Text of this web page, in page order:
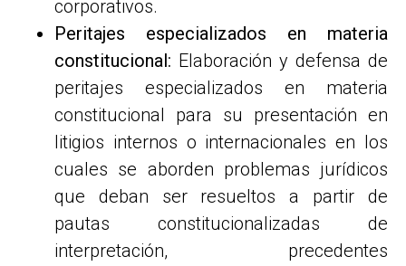
corporativos.
Peritajes especializados en materia
constitucional: Elaboración y defensa de
peritajes especializados en materia
constitucional para su presentación en
litigios internos o internacionales en los
cuales se aborden problemas jurídicos
que deban ser resueltos a partir de
pautas constitucionalizadas de
interpretación, precedentes